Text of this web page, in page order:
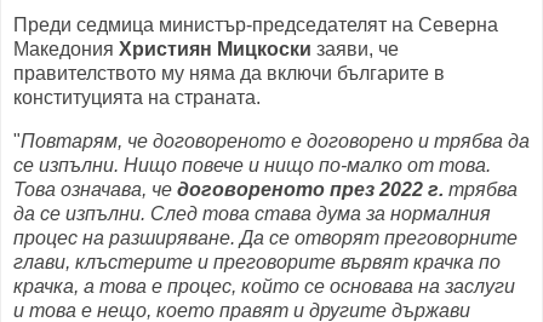
Преди седмица министър-председателят на Северна
Македония Християн Мицкоски заяви, че
правителството му няма да включи българите в
конституцията на страната.
"Повтарям, че договореното е договорено и трябва да
се изпълни. Нищо повече и нищо по-малко от това.
Това означава, че договореното през 2022 г. трябва
да се изпълни. След това става дума за нормалния
процес на разширяване. Да се отворят преговорните
глави, клъстерите и преговорите вървят крачка по
крачка, а това е процес, който се основава на заслуги
и това е нещо, което правят и другите държави